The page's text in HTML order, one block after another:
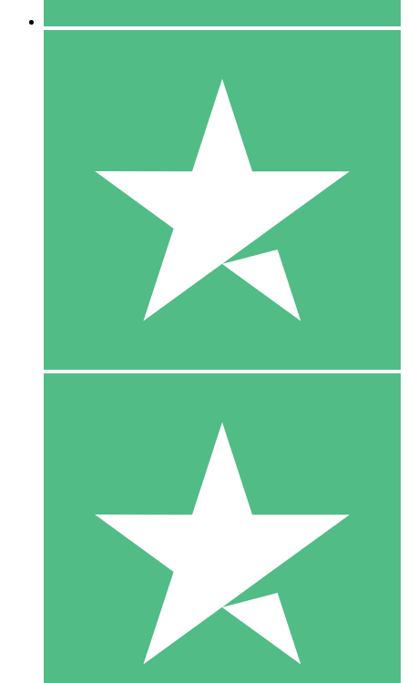
10 Téléchargements
20 00